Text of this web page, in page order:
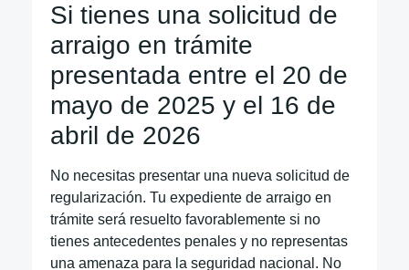
Si tienes una solicitud de
arraigo en trámite
presentada entre el 20 de
mayo de 2025 y el 16 de
abril de 2026
No necesitas presentar una nueva solicitud de
regularización. Tu expediente de arraigo en
trámite será resuelto favorablemente si no
tienes antecedentes penales y no representas
una amenaza para la seguridad nacional. No